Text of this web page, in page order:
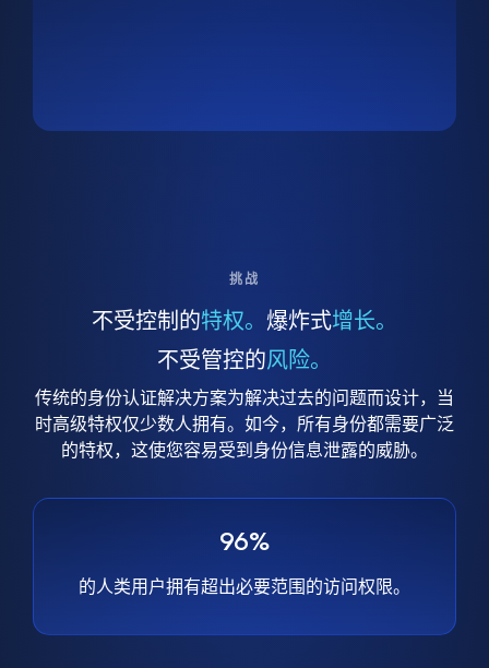
挑战
不受控制的特权。 爆炸式增长。
不受管控的风险。
传统的身份认证解决方案为解决过去的问题而设计，当
时高级特权仅少数人拥有。如今，所有身份都需要广泛
的特权，这使您容易受到身份信息泄露的威胁。
96%
的人类用户拥有超出必要范围的访问权限。